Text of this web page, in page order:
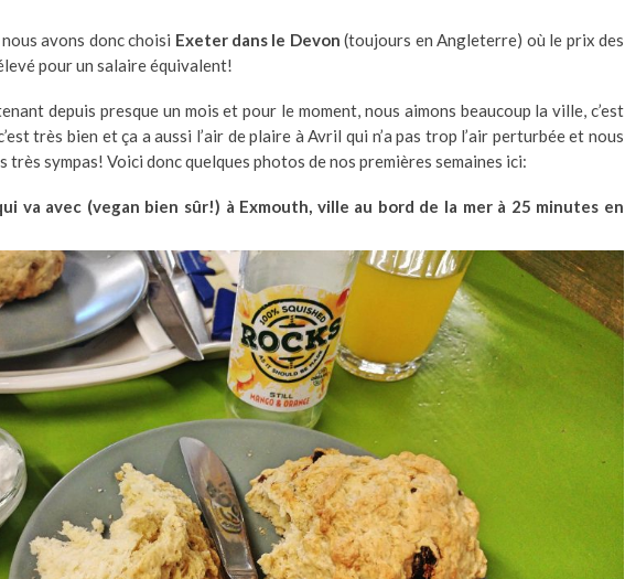
avons donc choisi Exeter dans le Devon (toujours en Angleterre) où le prix des
pour un salaire équivalent!
depuis presque un mois et pour le moment, nous aimons beaucoup la ville, c’est
très bien et ça a aussi l’air de plaire à Avril qui n’a pas trop l’air perturbée et nous
très sympas! Voici donc quelques photos de nos premières semaines ici:
va avec (vegan bien sûr!) à Exmouth, ville au bord de la mer à 25 minutes en